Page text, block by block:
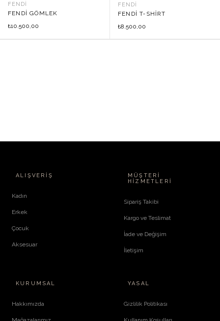
FENDI
FENDI GÖMLEK
₺10.500,00
FENDI
FENDI T-SHIRT
₺8.500,00
ALIŞVERIŞ
Kadın
Erkek
Çocuk
Aksesuar
MÜŞTERI
HIZMETLERI
Sipariş Takibi
Kargo ve Teslimat
İade ve Değişim
İletişim
KURUMSAL
Hakkımızda
YASAL
Gizlilik Politikası